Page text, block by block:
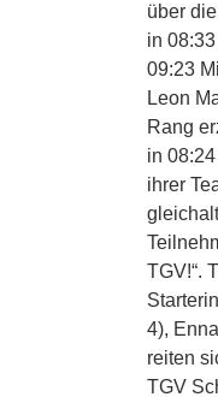
über
in
09:23
Leon
Rang
in
ihrer
TGV!“.
4),
reiten
TGV